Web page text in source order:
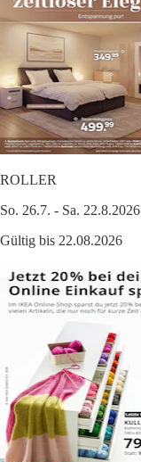
ROLLER
So. 26.7. - Sa. 22.8.2026
Gültig bis 22.08.2026